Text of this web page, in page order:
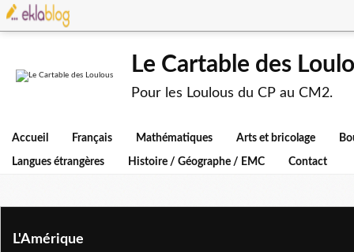
Le Cartable des
Pour les Loulous du CP au CM2.
Accueil Français Mathématiques Arts et bricolage
Langues étrangères Histoire / Géographe / EMC Contact
L'Amérique